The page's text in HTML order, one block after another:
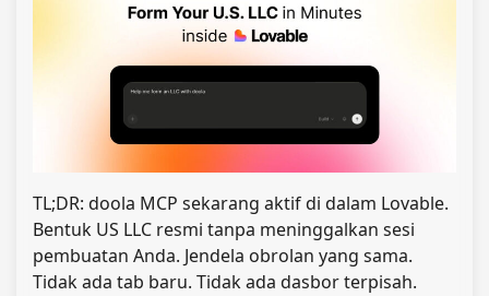
TL;DR: doola MCP sekarang aktif di dalam Lovable.
Bentuk US LLC resmi tanpa meninggalkan sesi
pembuatan Anda. Jendela obrolan yang sama.
Tidak ada tab baru. Tidak ada dasbor terpisah.